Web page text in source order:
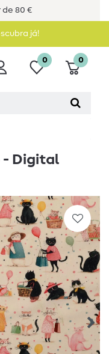
80 €
já!
0 0
- Digital